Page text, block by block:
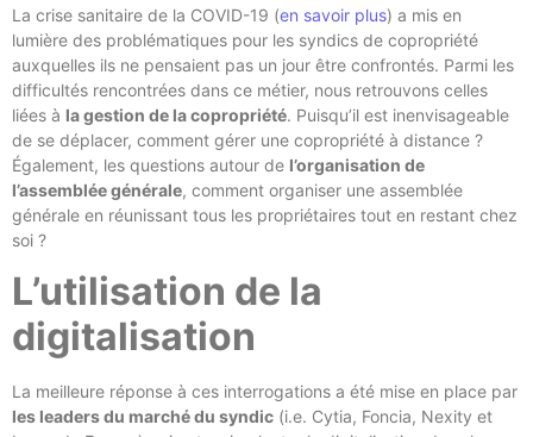
La crise sanitaire de la COVID-19 (en savoir plus) a mis en
lumière des problématiques pour les syndics de copropriété
auxquelles ils ne pensaient pas un jour être confrontés. Parmi les
difficultés rencontrées dans ce métier, nous retrouvons celles
liées à la gestion de la copropriété. Puisqu’il est inenvisageable
de se déplacer, comment gérer une copropriété à distance ?
Également, les questions autour de l’organisation de
l’assemblée générale, comment organiser une assemblée
générale en réunissant tous les propriétaires tout en restant chez
soi ?
L’utilisation de la
digitalisation
La meilleure réponse à ces interrogations a été mise en place par
les leaders du marché du syndic (i.e. Cytia, Foncia, Nexity et